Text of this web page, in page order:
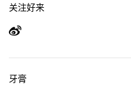
关注好来
牙膏